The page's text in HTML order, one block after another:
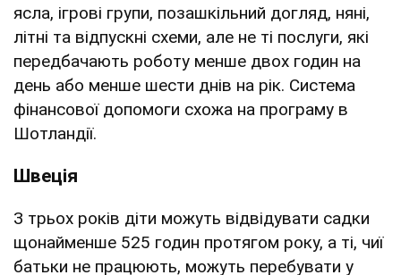
ясла, ігрові групи, позашкільний догляд, няні,
літні та відпускні схеми, але не ті послуги, які
передбачають роботу менше двох годин на
день або менше шести днів на рік. Система
фінансової допомоги схожа на програму в
Шотландії.
Швеція
З трьох років діти можуть відвідувати садки
щонайменше 525 годин протягом року, а ті, чиї
батьки не працюють, можуть перебувати у